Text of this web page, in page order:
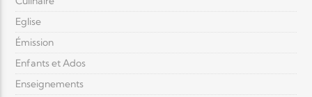
Eglise
Émission
Enfants et Ados
Enseignements